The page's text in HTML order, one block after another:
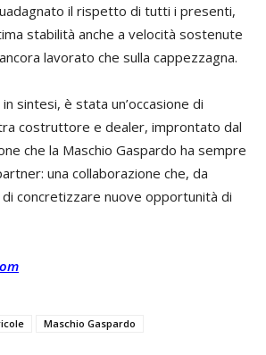
il rispetto di tutti i presenti,
stabilità anche a velocità sostenute
lavorato che sulla cappezzagna.
sintesi, è stata un’occasione di
costruttore e dealer, improntato dal
che la Maschio Gaspardo ha sempre
una collaborazione che, da
concretizzare nuove opportunità di
Maschio Gaspardo